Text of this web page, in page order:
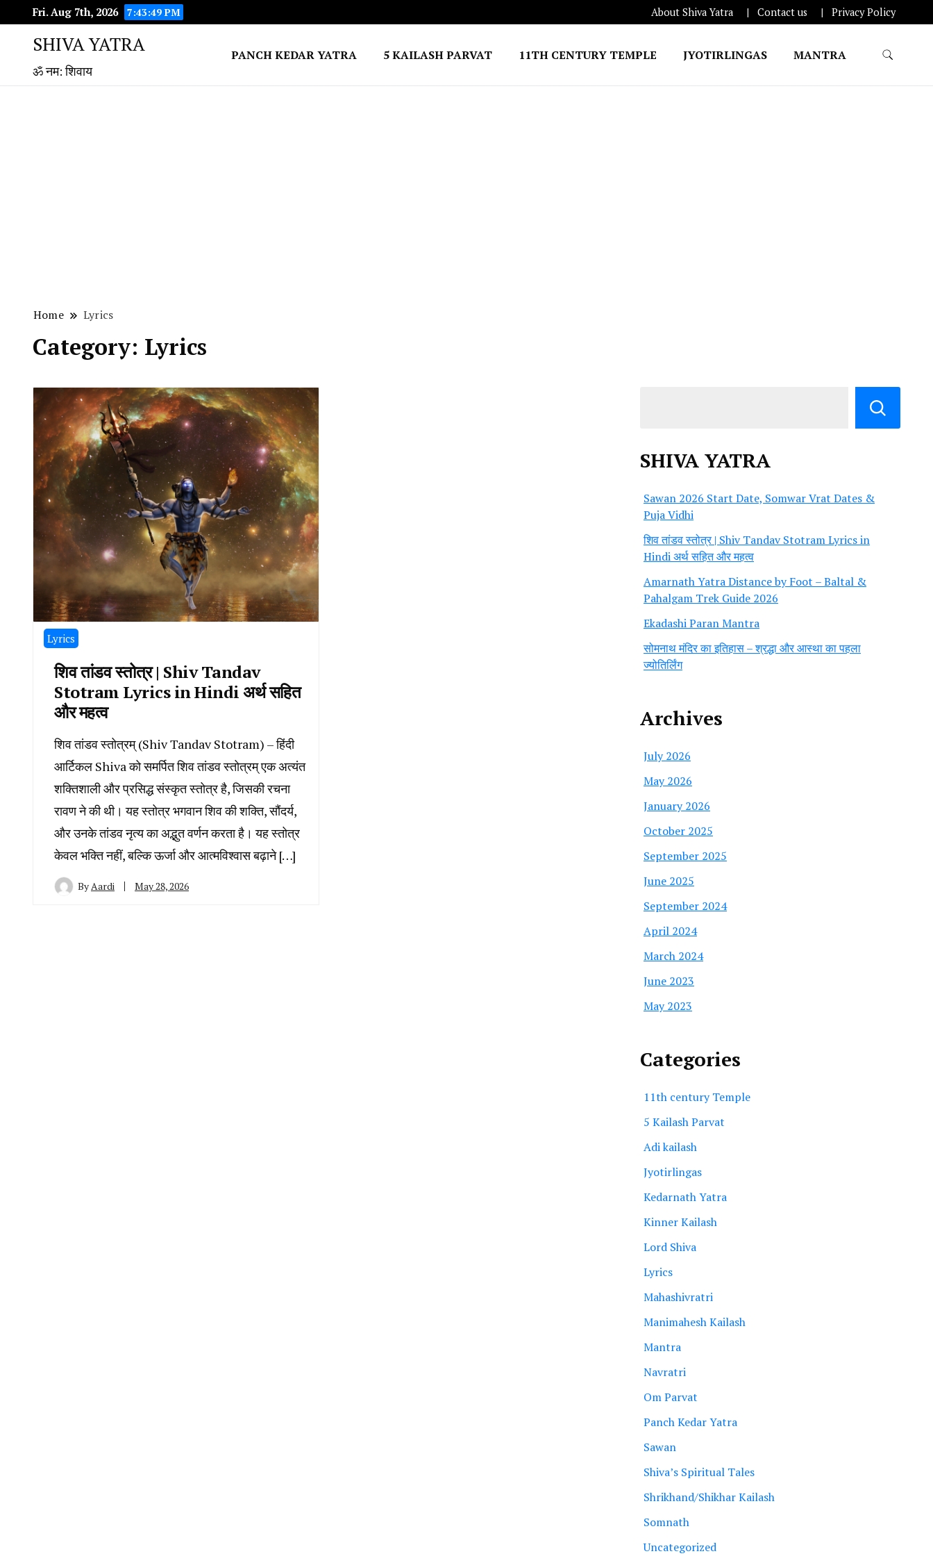
Fri. Aug 7th, 2026 7:43:49 PM About Shiva Yatra Contact us Privacy Policy
SHIVA YATRA
ॐ नम: शिवाय
PANCH KEDAR YATRA 5 KAILASH PARVAT 11TH CENTURY TEMPLE JYOTIRLINGAS MANTRA
Home Lyrics
Category: Lyrics
Lyrics
शिव तांडव स्तोत्र | Shiv Tandav
Stotram Lyrics in Hindi अर्थ सहित
और महत्व
शिव तांडव स्तोत्रम् (Shiv Tandav Stotram) – हिंदी
आर्टिकल Shiva को समर्पित शिव तांडव स्तोत्रम् एक अत्यंत
शक्तिशाली और प्रसिद्ध संस्कृत स्तोत्र है, जिसकी रचना
रावण ने की थी। यह स्तोत्र भगवान शिव की शक्ति, सौंदर्य,
और उनके तांडव नृत्य का अद्भुत वर्णन करता है। यह स्तोत्र
केवल भक्ति नहीं, बल्कि ऊर्जा और आत्मविश्वास बढ़ाने […]
ByAardi May 28, 2026
SHIVA YATRA
Sawan 2026 Start Date, Somwar Vrat Dates &
Puja Vidhi
शिव तांडव स्तोत्र | Shiv Tandav Stotram Lyrics in
Hindi अर्थ सहित और महत्व
Amarnath Yatra Distance by Foot – Baltal &
Pahalgam Trek Guide 2026
Ekadashi Paran Mantra
सोमनाथ मंदिर का इतिहास – श्रद्धा और आस्था का पहला
ज्योतिर्लिंग
Archives
July 2026
May 2026
January 2026
October 2025
September 2025
June 2025
September 2024
April 2024
March 2024
June 2023
May 2023
Categories
11th century Temple
5 Kailash Parvat
Adi kailash
Jyotirlingas
Kedarnath Yatra
Kinner Kailash
Lord Shiva
Lyrics
Mahashivratri
Manimahesh Kailash
Mantra
Navratri
Om Parvat
Panch Kedar Yatra
Sawan
Shiva’s Spiritual Tales
Shrikhand/Shikhar Kailash
Somnath
Uncategorized